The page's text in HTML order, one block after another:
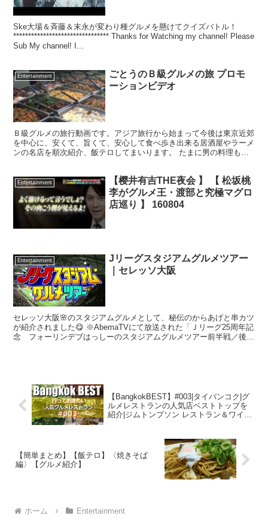
Ske大場＆斉藤＆末永が変わり種グルメを懸けてクイズバトル！
******************************** Thanks for Watching my channel! Please
Sub My channel! I...
Entertainment
ごとうのＢ級グルメの旅 プロモ
ーションビデオ
Ｂ級グルメの旅行動画です。アジア旅行から始まって今後は東京近郊
を中心に、安くて、旨くて、安心して食べ歩き出来る居酒屋やラーメ
ンの名店を順次紹介、飯テロしてまいります。 たまに男の料理も紹
Entertainment
【樱井有吉THE夜会 】 【 松坂桃
李がグルメ王・渡部と究極マグロ
店巡り 】 160804
Entertainment
Jリーグスタジアムグルメツアー
｜セレッソ大阪
セレッソ大阪🌸のスタジアムグルメとして、秘伝のからあげと串カツ
が紹介されました😋 ※AbemaTVにて放送された「Ｊリーグ25周年記
念 フォーリンデブはっしーのスタジアムグルメツアー前半戦／後半
【BangkokBEST】#003|タイバンコク|グ
ルメレストランの人気店ベストトップを
紹介|ジムトンプソン レストラン＆ワイン
【簡単まとめ】【飯テロ】〈焼きそば
編〉【グルメ紹介】
ホーム Entertainment